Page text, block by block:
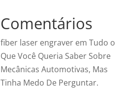
Comentários
fiber laser engraver emTudo o
Que Você Queria Saber Sobre
Mecânicas Automotivas, Mas
Tinha Medo De Perguntar.